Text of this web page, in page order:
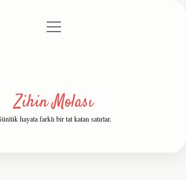
Gizlilik Politikası
menüyü
Zihin Molası
hayata farklı bir tat katan satırlar.